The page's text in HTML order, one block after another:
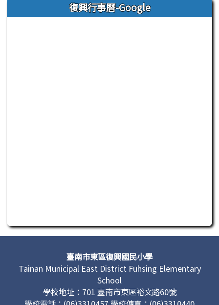
復興行事曆-Google
此為活動行程日曆，若無法正常讀取或操作，請聯繫管理單
頁尾區域內容臺南市東區復興國民小學
Tainan Municipal East District Fuhsing Elementary
School
學校地址：701 臺南市東區裕文路60號